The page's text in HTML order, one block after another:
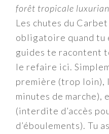
forêt tropicale
Les chutes du
obligatoire quand tu
guides te racontent
le refaire ici.
première (trop loin),
minutes de marche),
(interdite d’accès
d’éboulements). Tu